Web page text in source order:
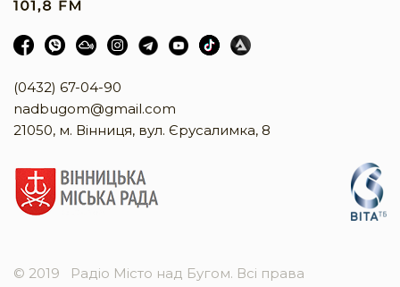
(0432) 67-04-90
nadbugom@gmail.com
21050, м. Вінниця, вул. Єрусалимка, 8
© 2019
Радіо Місто над Бугом. Всі права